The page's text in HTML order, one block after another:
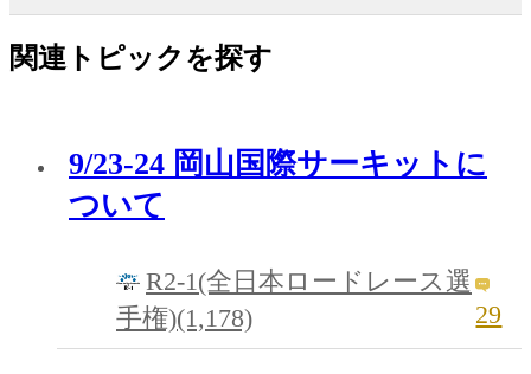
関連トピックを探す
9/23-24 岡山国際サーキットに
ついて
R2-1(全日本ロードレース選
手権)(1,178)
29